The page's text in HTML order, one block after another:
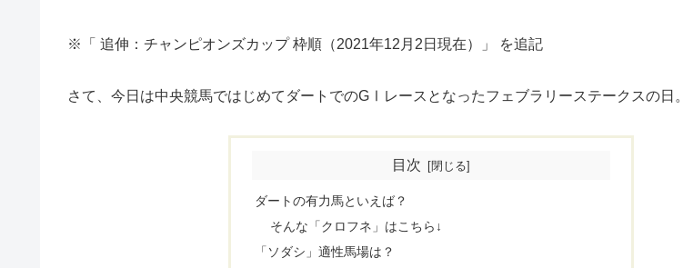
※「 追伸：チャンピオンズカップ 枠順（2021年12月2日現在）」 を追記
さて、今日は中央競馬ではじめてダートでのGⅠレースとなったフェブラリーステークスの日。
目次
ダートの有力馬といえば？
そんな「クロフネ」はこちら↓
「ソダシ」適性馬場は？